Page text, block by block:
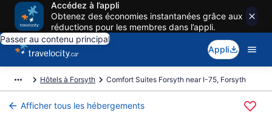
Accédez à l’appli
Obtenez des économies instantanées grâce aux
réductions pour les membres dans l’appli.
Passer au contenu principal
Appli
Hôtels à Forsyth Comfort Suites Forsyth near I-75, Forsyth
Afficher tous les hébergements